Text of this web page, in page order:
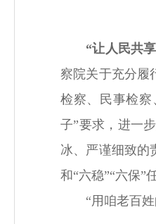
“让人民共
察院关于充分履
检察、民事检
子”要求，进一
冰、严谨细致的
和“六稳”“六保”
“用咱老百姓